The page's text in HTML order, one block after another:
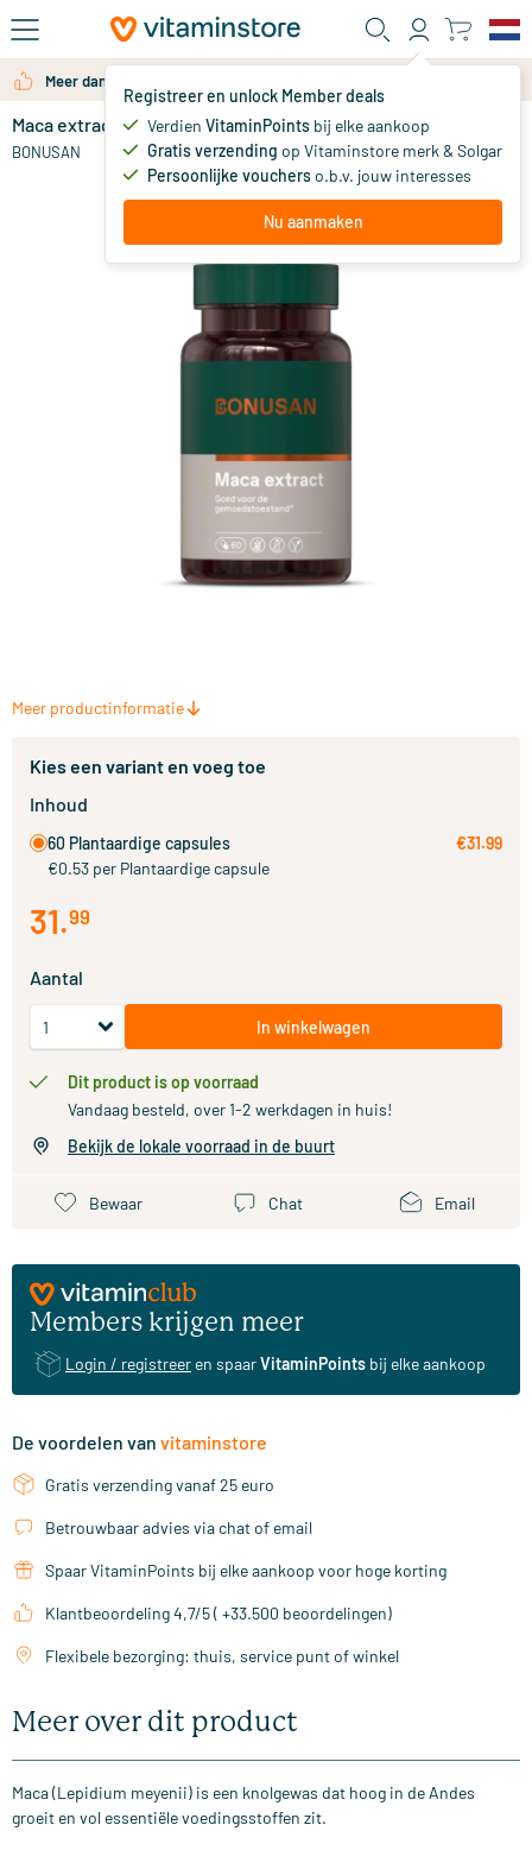
Ga naar de hoofdinhoud
Registreer en unlock Member deals
Verdien VitaminPoints bij elke aankoop
Gratis verzending op Vitaminstore merk & Solgar
Persoonlijke voucherso.b.v. jouw interesses
Nu aanmaken
Meer dan 325.000 tevreden klanten per jaar
Maca extract
BONUSAN 31.
Meer productinformatie
Kies een variant en voeg toe
Inhoud
60 Plantaardige capsules
€0.53 per Plantaardige capsule
€31.99
31.99
Aantal
In winkelwagen
Dit product is op voorraad
Vandaag besteld, over 1-2 werkdagen in huis!
Bekijk de lokale voorraad in de buurt
Bewaar Chat Email
Members krijgen meer
Login / registreer en spaarVitaminPoints bij elke aankoop
De voordelen van vitaminstore
Gratis verzending vanaf 25 euro
Betrouwbaar advies via chat of email
Spaar VitaminPoints bij elke aankoop voor hoge korting
Klantbeoordeling 4,7/5 ( +33.500 beoordelingen)
Flexibele bezorging: thuis, service punt of winkel
Meer over dit product
Maca (Lepidium meyenii) is een knolgewas dat hoog in de Andes
groeit en vol essentiële voedingsstoffen zit.